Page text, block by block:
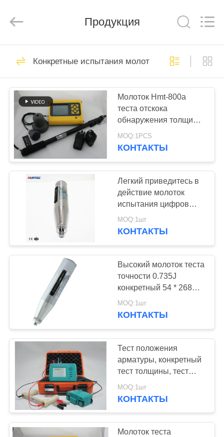
ДОМ
ПРОДУКТЫ
НАС
ПУТЕШЕСТВИЕ
ФАБРИКИ
ПРОВЕРКА
КАЧЕСТВА
СВЯЖИТЕСЬ
СПРОСИТЕ
ЦИТАТУ
КАРТА
САЙТА
PRIVACY
POLICY
Rights
Ультразвуковой
дефектоскоп
Ультразвуковой
толщиномер
64
Толщиномер
покрытий
108
Портативный
твердомер
60
Продукция
Конкретные испытания молот
Молоток Hmt-800a
теста отскока
обнаружения толщины
пола конкретный
MOQ:1PCS
КОНТАКТЫ
Легкий приведитесь в
действие молоток
испытания цифров
конкретный, w +
интегрировал голос
MOQ:1шт
КОНТАКТЫ
Высокий молоток теста
точности 0.735J
конкретный 54 * 268
Mm для кирпича
MOQ:1шт
КОНТАКТЫ
Тест положения
арматуры, конкретный
тест толщины, тест
диаметра арматуры и
степень корозии
MOQ:1шт
КОНТАКТЫ
Молоток теста